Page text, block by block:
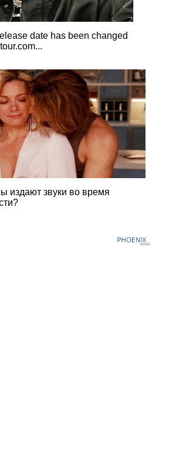
date has been changed
издают звуки во время